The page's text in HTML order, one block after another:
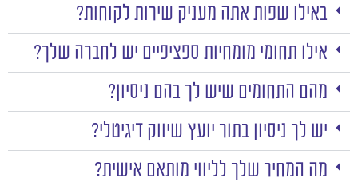
באילו שפות אתה מעניק שירות לקוחות?
אילו תחומי מומחיות ספציפיים יש לחברה שלך?
מהם התחומים שיש לך בהם ניסיון?
יש לך ניסיון בתור יועץ שיווק דיגיטלי?
מה המחיר שלך לליווי מותאם אישית?